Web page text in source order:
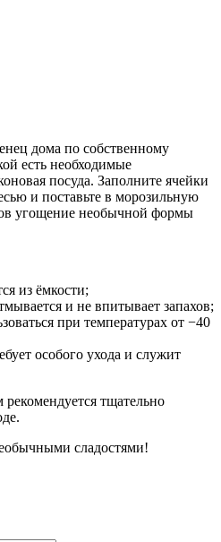
дома по собственному
есть необходимые
посуда. Заполните ячейки
и поставьте в морозильную
угощение необычной формы
из ёмкости;
и не впитывает запахов;
при температурах от −40
особого ухода и служит
тщательно
сладостями!